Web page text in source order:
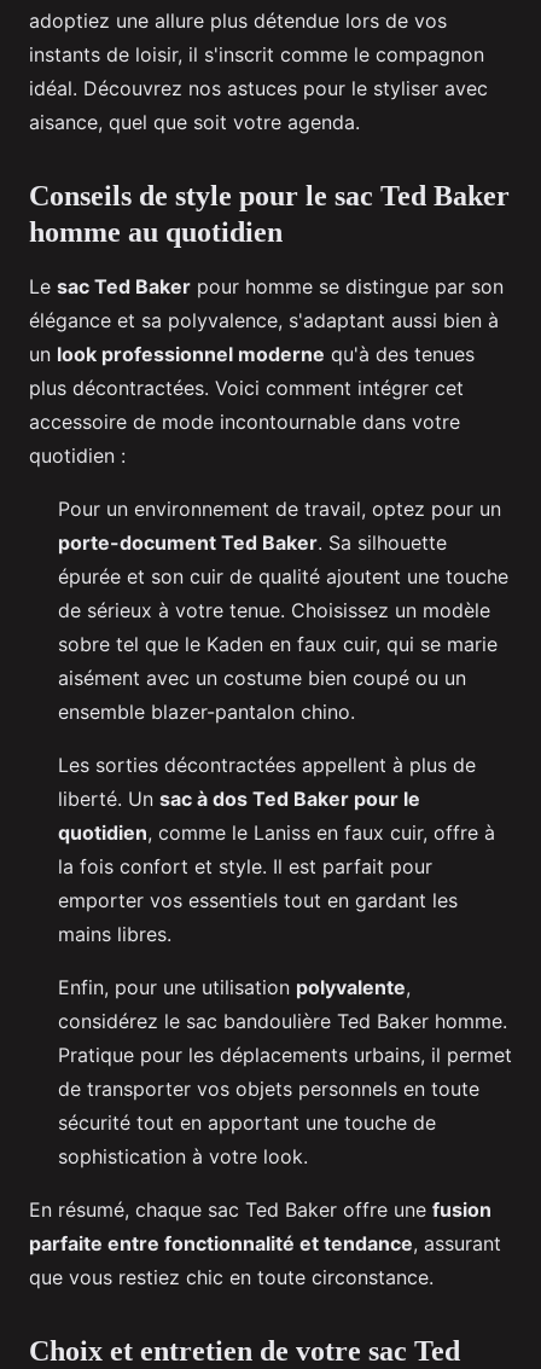
adoptiez une allure plus détendue lors de vos
instants de loisir, il s'inscrit comme le compagnon
idéal. Découvrez nos astuces pour le styliser avec
aisance, quel que soit votre agenda.
Conseils de style pour le sac Ted Baker
homme au quotidien
Le sac Ted Baker pour homme se distingue par son
élégance et sa polyvalence, s'adaptant aussi bien à
un look professionnel moderne qu'à des tenues
plus décontractées. Voici comment intégrer cet
accessoire de mode incontournable dans votre
quotidien :
Pour un environnement de travail, optez pour un
porte-document Ted Baker. Sa silhouette
épurée et son cuir de qualité ajoutent une touche
de sérieux à votre tenue. Choisissez un modèle
sobre tel que le Kaden en faux cuir, qui se marie
aisément avec un costume bien coupé ou un
ensemble blazer-pantalon chino.
Les sorties décontractées appellent à plus de
liberté. Un sac à dos Ted Baker pour le
quotidien, comme le Laniss en faux cuir, offre à
la fois confort et style. Il est parfait pour
emporter vos essentiels tout en gardant les
mains libres.
Enfin, pour une utilisation polyvalente,
considérez le sac bandoulière Ted Baker homme.
Pratique pour les déplacements urbains, il permet
de transporter vos objets personnels en toute
sécurité tout en apportant une touche de
sophistication à votre look.
En résumé, chaque sac Ted Baker offre une fusion
parfaite entre fonctionnalité et tendance, assurant
que vous restiez chic en toute circonstance.
Choix et entretien de votre sac Ted